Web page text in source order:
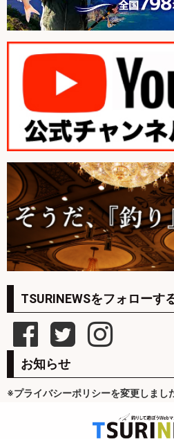
TSURINEWSをフォローす
お知らせ
※プライバシーポリシーを変更しまし